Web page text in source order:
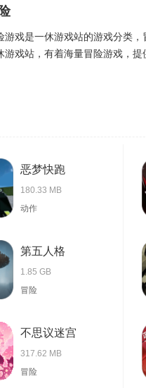
游戏是一休游戏站的游戏分类
游戏站，有着海量冒险游戏，提
恶梦快跑
180.33 MB
动作
第五人格
1.85 GB
冒险
不思议迷宫
317.62 MB
冒险